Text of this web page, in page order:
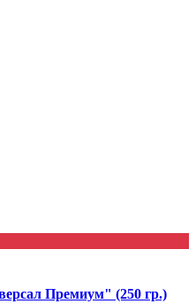
Премиум" (250 гр.)